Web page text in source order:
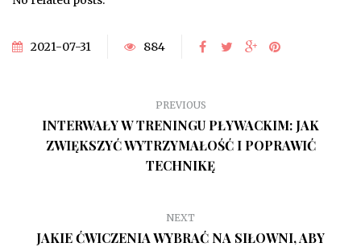
2021-07-31 884
PREVIOUS
INTERWAŁY W TRENINGU PŁYWACKIM: JAK
ZWIĘKSZYĆ WYTRZYMAŁOŚĆ I POPRAWIĆ
TECHNIKĘ
NEXT
JAKIE ĆWICZENIA WYBRAĆ NA SIŁOWNI, ABY